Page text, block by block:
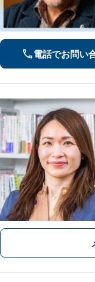
電話でお問い